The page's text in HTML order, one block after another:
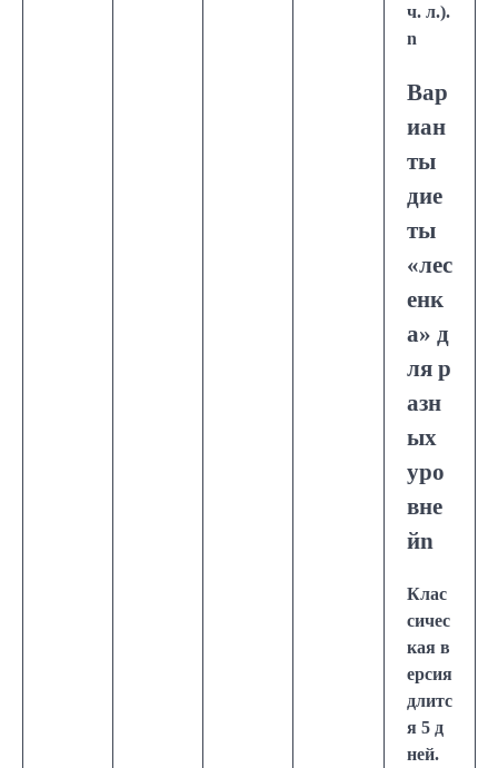
ч. л.).
n
Вар
иан
ты
дие
ты
«лес
енк
а» д
ля р
азн
ых
уро
вне
йn
Клас
сичес
кая в
ерсия
длитс
я 5 д
ней.